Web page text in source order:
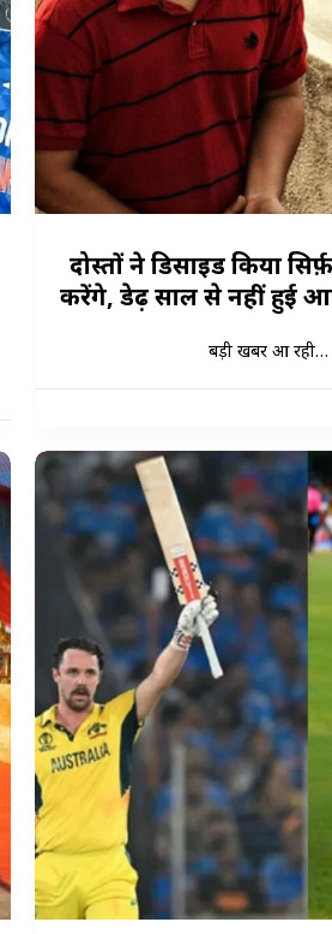
दोस्तों ने डिसाइड किया
करेंगे, डेढ़ साल से नहीं हुई
बड़ी खबर आ रही…